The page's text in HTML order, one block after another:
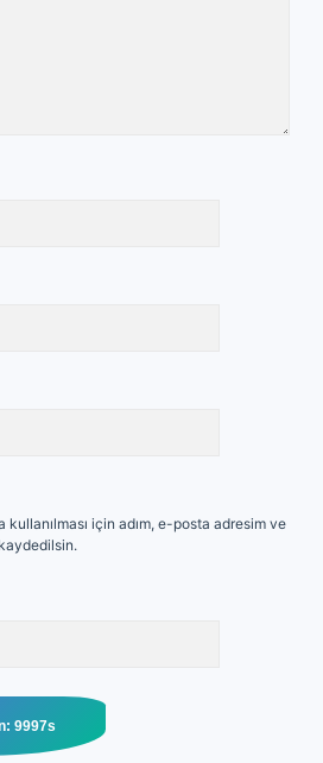
kullanılması için adım, e-posta adresim ve